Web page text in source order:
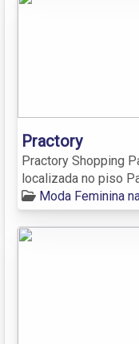
Practory
Practory Shopping
localizada no piso
Moda Feminina